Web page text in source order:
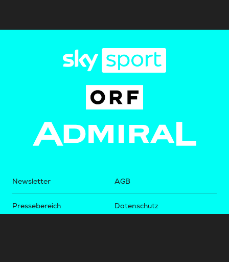
Newsletter
Pressebereich
AGB
Datenschutz